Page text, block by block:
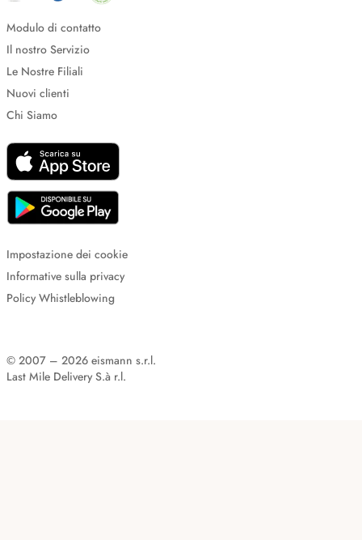
Modulo di contatto
Il nostro Servizio
Le Nostre Filiali
Nuovi clienti
Chi Siamo
Impostazione dei cookie
Informative sulla privacy
Policy Whistleblowing
© 2007 – 2026 eismann s.r.l.
Last Mile Delivery S.à r.l.